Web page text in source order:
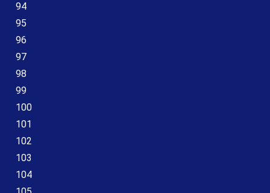
94
95
96
97
98
99
100
101
102
103
104